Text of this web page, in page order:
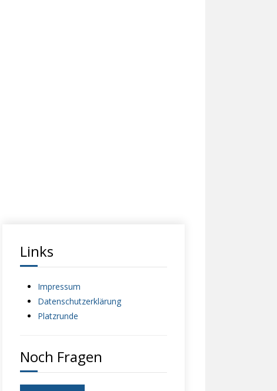
Links
Impressum
Datenschutzerklärung
Platzrunde
Noch Fragen